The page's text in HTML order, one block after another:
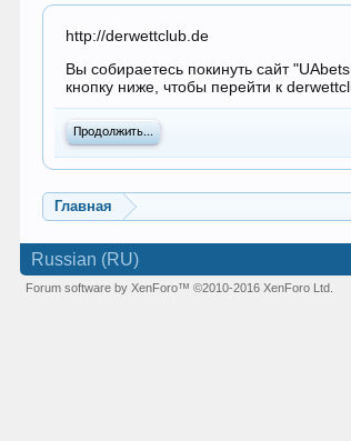
http://derwettclub.de
Вы собираетесь покинуть сайт
кнопку ниже, чтобы перейти к
Продолжить...
Главная
Russian (RU)
Forum software by XenForo™©2010-2016 XenForo Ltd.